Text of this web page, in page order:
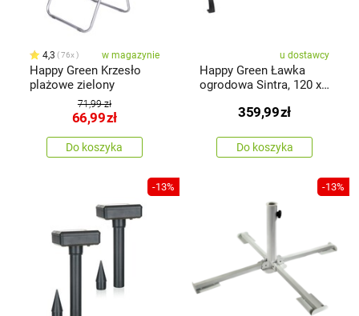
4,3 76x w magazynie
Happy Green Krzesło
plażowe zielony
71,99 zł
66,99zł
Do koszyka
u dostawcy
Happy Green Ławka
ogrodowa Sintra, 120 x
drewno359,99zł
Do koszyka
-13% -13%